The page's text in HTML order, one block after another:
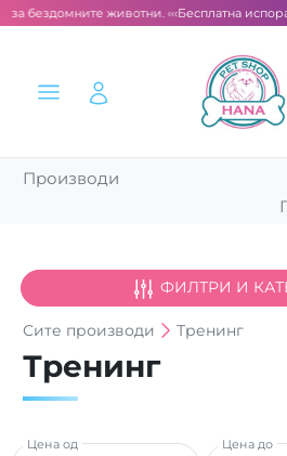
за бездомните животни. ‹‹‹Бесплатна
Производи
ФИЛТРИ
Сите производи Тренинг
Тренинг
Цена од Цена до